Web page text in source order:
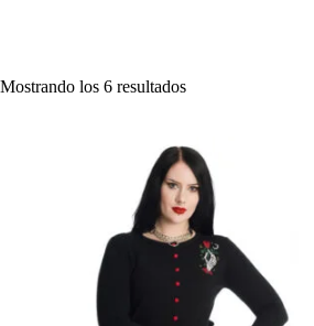
Mostrando los 6 resultadosOrdenado
últimos